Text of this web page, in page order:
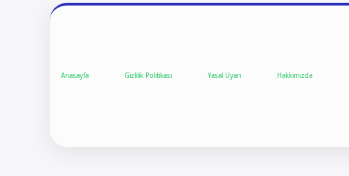
Anasayfa Gizlilik Politikası Yasal Uyarı Hakkımızda